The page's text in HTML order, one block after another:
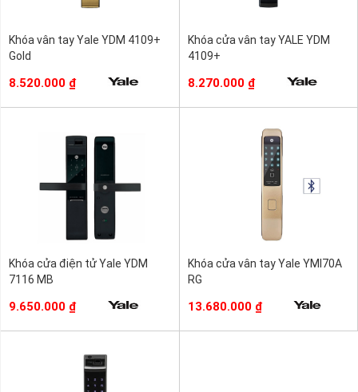
Khóa vân tay Yale YDM 4109+
Gold
8.520.000 ₫
Khóa cửa vân tay YALE YDM
4109+
8.270.000 ₫
Khóa cửa điện tử Yale YDM
7116 MB
9.650.000 ₫
Khóa cửa vân tay Yale YMI70A
RG
13.680.000 ₫